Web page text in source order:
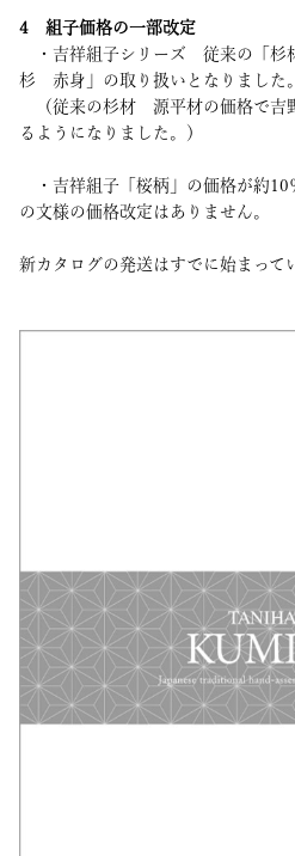
4 組子価格の一部改定
・吉祥組子シリーズ 従来の「杉
杉 赤身」の取り扱いとなりました。
（従来の杉材 源平材の価格で吉
るようになりました。）
・吉祥組子「桜柄」の価格が約
の文様の価格改定はありません。
新カタログの発送はすでに始まって